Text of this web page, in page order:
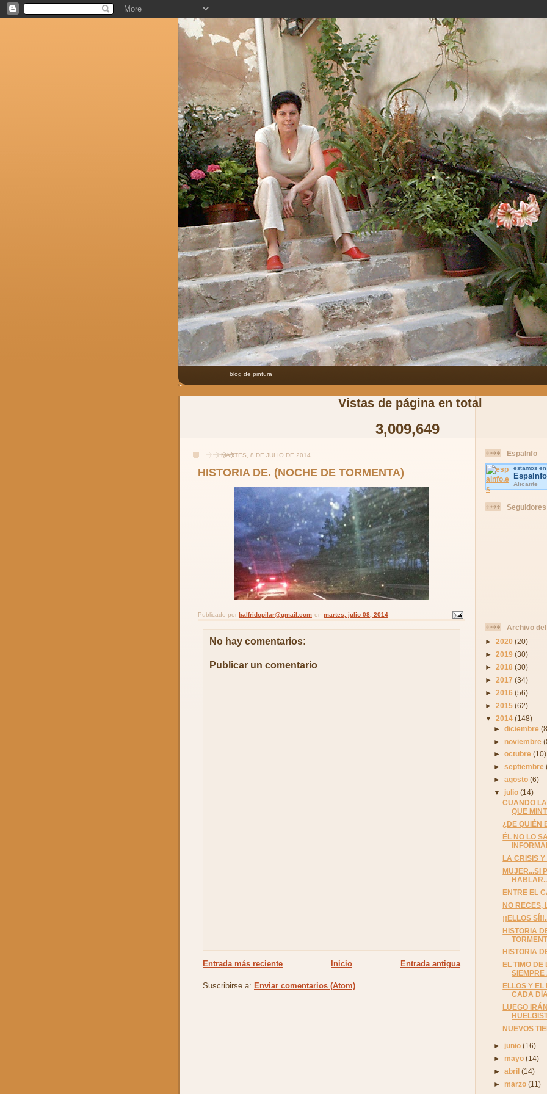
blog de pintura
Vistas de página en total
3,009,649
MARTES, 8 DE JULIO DE 2014
HISTORIA DE. (NOCHE DE TORMENTA)
Publicado por balfridopilar@gmail.com en martes, julio 08, 2014
No hay comentarios:
Publicar un comentario
Entrada más reciente Entrada antigua
Inicio
Suscribirse a: Enviar comentarios (Atom)
EspaInfo
estamos en
EspaInfo
Alicante
Seguidores
Archivo
► 2020 (20)
► 2019 (30)
► 2018 (30)
► 2017 (34)
► 2016 (56)
► 2015 (62)
▼ 2014 (148)
►diciembre
►noviembre
►octubre(10)
►septiembre
►agosto(6)
▼ julio(14)
CUANDO
QUE
¿DE QUIÉN
ÉL NO LO
LA CRISIS Y
MUJER...SI
ENTRE EL
NO RECES,
¡¡ELLOS
HISTORIA
HISTORIA
EL TIMO
ELLOS Y EL
CADA
LUEGO
NUEVOS
► junio(16)
►mayo(14)
►abril(14)
►marzo(11)